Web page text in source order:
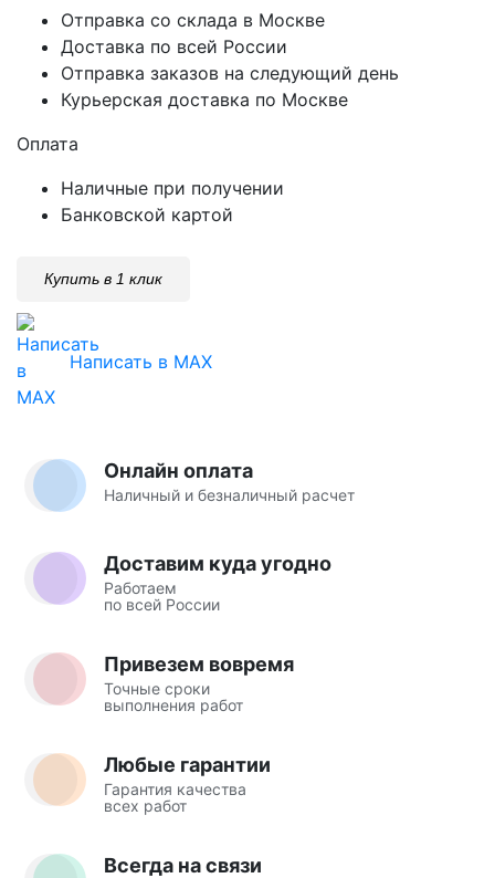
Отправка со склада в Москве
Доставка по всей России
Отправка заказов на следующий день
Курьерская доставка по Москве
Оплата
Наличные при получении
Банковской картой
Купить в 1 клик
Написать в MAX
Онлайн оплата
Наличный и безналичный расчет
Доставим куда угодно
Работаем
по всей России
Привезем вовремя
Точные сроки
выполнения работ
Любые гарантии
Гарантия качества
всех работ
Всегда на связи